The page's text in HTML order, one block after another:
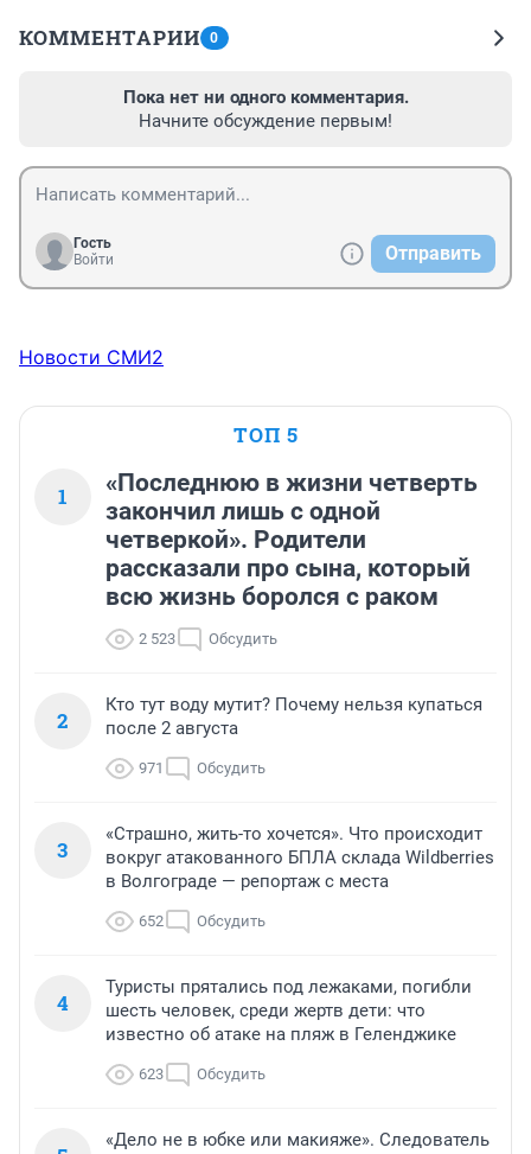
КОММЕНТАРИИ 0
Пока нет ни одного комментария.
Начните обсуждение первым!
Гость
Войти
Отправить
Новости СМИ2
ТОП 5
1
«Последнюю в жизни четверть
закончил лишь с одной
четверкой». Родители
рассказали про сына, который
всю жизнь боролся с раком
2 523 Обсудить
2
Кто тут воду мутит? Почему нельзя купаться
после 2 августа
971 Обсудить
3
«Страшно, жить-то хочется». Что происходит
вокруг атакованного БПЛА склада Wildberries
в Волгограде — репортаж с места
652 Обсудить
4
Туристы прятались под лежаками, погибли
шесть человек, среди жертв дети: что
известно об атаке на пляж в Геленджике
623 Обсудить
«Дело не в юбке или макияже». Следователь